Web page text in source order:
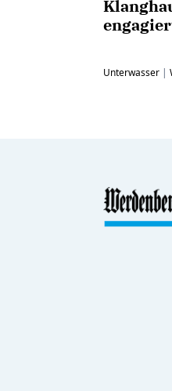
Unterwasser |